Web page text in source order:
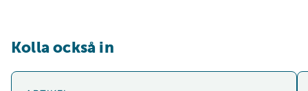
Kolla också in
Egenproducerad el